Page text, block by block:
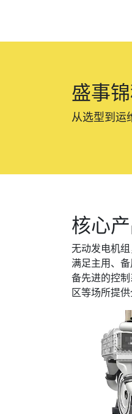
盛事
从选型到运
核心
无动发电机
满足主用、
备先进的控
区等场所提